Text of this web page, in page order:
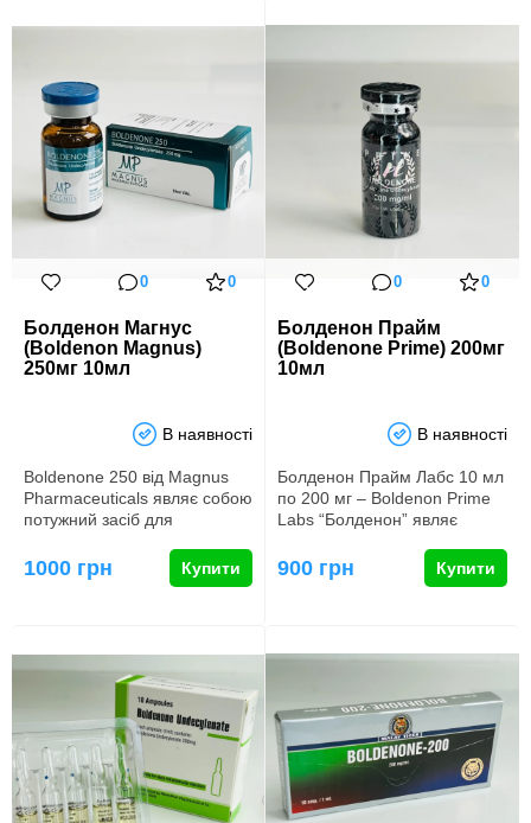
0 0
Болденон Магнус
(Boldenon Magnus)
250мг 10мл
В наявності
Boldenone 250 від Magnus
Pharmaceuticals являє собою
потужний засіб для
…
1000 грн Купити
0 0
Болденон Прайм
(Boldenone Prime) 200мг
10мл
В наявності
Болденон Прайм Лабс 10 мл
по 200 мг – Boldenon Prime
Labs “Болденон” являє
900 грн Купити